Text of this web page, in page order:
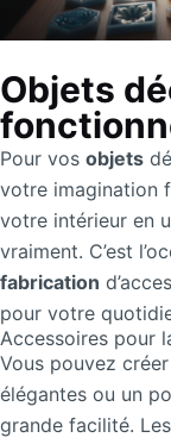
Objets
Pour vos objets
votre imagination
votre intérieur en
vraiment. C’est
fabrication
pour votre
Accessoires pour
Vous pouvez
élégantes ou un
grande facilité.